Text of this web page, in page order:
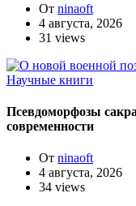
От ninaoft
4 августа, 2026
31 views
Научные книги
Псевдоморфозы
современности
От ninaoft
4 августа, 2026
34 views